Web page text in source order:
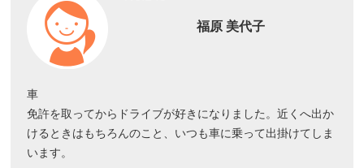
福原 美代子
車
免許を取ってからドライブが好きになりました。近くへ出か
けるときはもちろんのこと、いつも車に乗って出掛けてしま
います。